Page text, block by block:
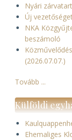
Nyári
Új
NKA
beszámoló
(2026.07.07.)
Tovább ...
Külföldi
Ehemaliges